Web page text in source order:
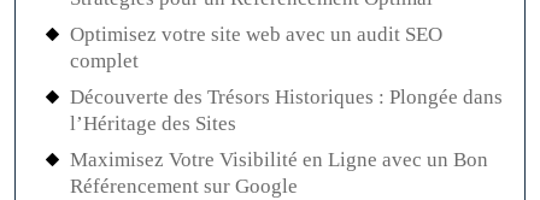
Optimisez votre site web avec un audit SEO
complet
Découverte des Trésors Historiques : Plongée dans
l’Héritage des Sites
Maximisez Votre Visibilité en Ligne avec un Bon
Référencement sur Google